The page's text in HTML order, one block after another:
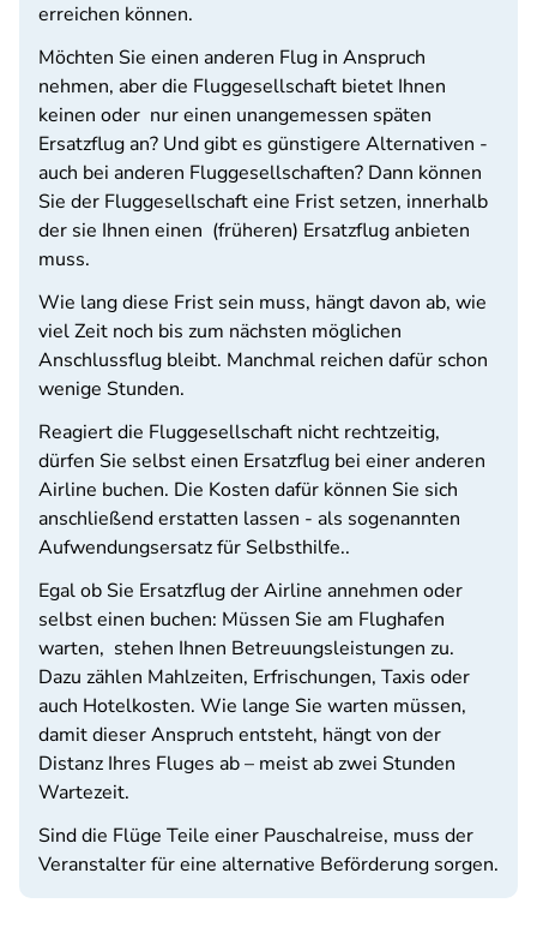
erreichen können.
Möchten Sie einen anderen Flug in Anspruch
nehmen, aber die Fluggesellschaft bietet Ihnen
keinen oder nur einen unangemessen späten
Ersatzflug an? Und gibt es günstigere Alternativen -
auch bei anderen Fluggesellschaften? Dann können
Sie der Fluggesellschaft eine Frist setzen, innerhalb
der sie Ihnen einen (früheren) Ersatzflug anbieten
muss.
Wie lang diese Frist sein muss, hängt davon ab, wie
viel Zeit noch bis zum nächsten möglichen
Anschlussflug bleibt. Manchmal reichen dafür schon
wenige Stunden.
Reagiert die Fluggesellschaft nicht rechtzeitig,
dürfen Sie selbst einen Ersatzflug bei einer anderen
Airline buchen. Die Kosten dafür können Sie sich
anschließend erstatten lassen - als sogenannten
Aufwendungsersatz für Selbsthilfe..
Egal ob Sie Ersatzflug der Airline annehmen oder
selbst einen buchen: Müssen Sie am Flughafen
warten, stehen Ihnen Betreuungsleistungen zu.
Dazu zählen Mahlzeiten, Erfrischungen, Taxis oder
auch Hotelkosten. Wie lange Sie warten müssen,
damit dieser Anspruch entsteht, hängt von der
Distanz Ihres Fluges ab – meist ab zwei Stunden
Wartezeit.
Sind die Flüge Teile einer Pauschalreise, muss der
Veranstalter für eine alternative Beförderung sorgen.